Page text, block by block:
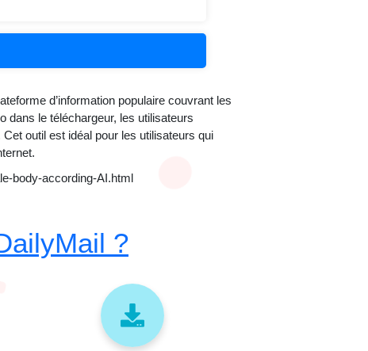
d’information populaire couvrant les
dans le téléchargeur, les utilisateurs
outil est idéal pour les utilisateurs qui
body-according-AI.html
?